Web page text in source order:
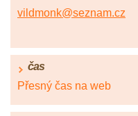
vildmonk@seznam.cz
čas
Přesný čas na web